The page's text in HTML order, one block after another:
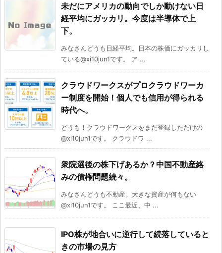
未だにアメリカの動向でしか動けない日
経平均にガッカリ。今度は半導体で上
下。
みなさんどうも日経平均。日本の株価にガッカリし
ている@xi10jun1です。 ア ...
クラウドワークスがプロクラウドワーカ
ー制度を開始！個人でも信用が得られる
時代へ。
どうも！クラウドワークスをまだ登録しただけの
@xi10jun1です。 クラウドワ ...
衆院選後の株下げあるか？中国不動産絡
みの債権問題続々。
みなさんどうも不動産。大きな資産が何もない
@xi10jun1です。 ここ最近、中 ...
IPO株が地合いに逆行して続落していると
きの市場の見方